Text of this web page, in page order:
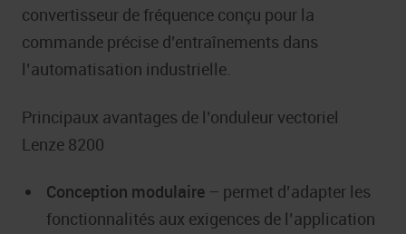
convertisseur de fréquence conçu pour la
commande précise d’entraînements dans
l’automatisation industrielle.
Principaux avantages de l’onduleur vectoriel
Lenze 8200
Conception modulaire – permet d’adapter les
fonctionnalités aux exigences de l’application